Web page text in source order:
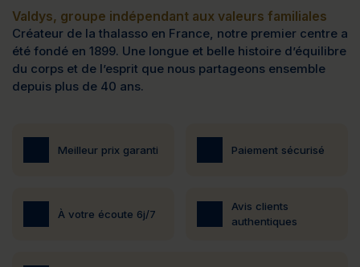
Valdys, groupe indépendant aux valeurs familiales
Créateur de la thalasso en France, notre premier centre a
été fondé en 1899. Une longue et belle histoire d’équilibre
du corps et de l’esprit que nous partageons ensemble
depuis plus de 40 ans.
Meilleur prix garanti Paiement sécurisé
À votre écoute 6j/7
Avis clients
authentiques